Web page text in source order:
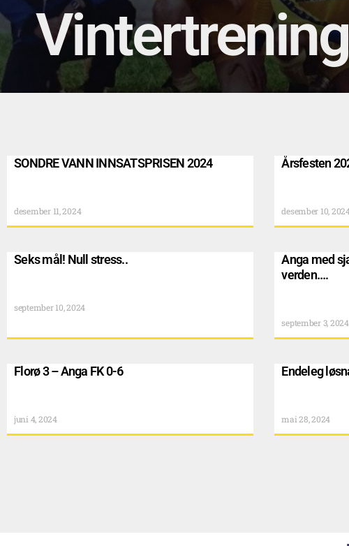
SONDRE VANN INNSATSPRISEN 2024
desember 11, 2024
Årsfesten
desember 10,
Seks mål! Null stress..
september 10, 2024
Anga med
verden….
september 3, 2024
Florø 3 – Anga FK 0-6
juni 4, 2024
Endeleg
mai 28, 2024